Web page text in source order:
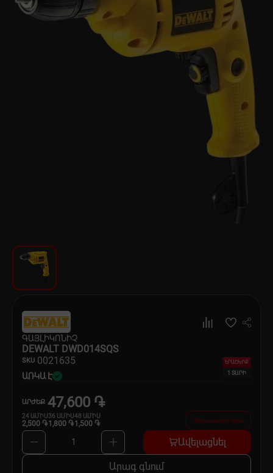
Խոհանոցի համար
Գեղեցկություն և խնամք
Տեքստիլ
Սպասք
Տնտեսական ապրանքներ
Ինքնագնացներ և ինքնագլորներ
ԳԱՅԼԻԿՈՆԻՉ
DEWALT DWD014SQS
SKU 0021635
ԱՌԿԱ Է
ԵՐԱՇԽԻՔ
1 ՏԱՐԻ
ԱՐԺԵՔ 47,600 ֏
24 ԱՄԻՍ
2,500 ֏
36 ԱՄԻՍ
1,800 ֏
48 ԱՄԻՍ
1,500 ֏ Գնել ապառիկ հիմա
1 Ավելացնել
Արագ գնում